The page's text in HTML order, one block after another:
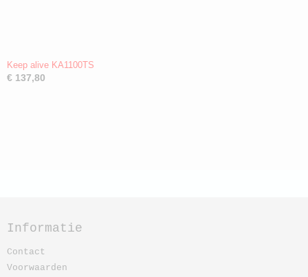
Keep alive KA1100TS
€ 137,80
Informatie
Contact
Voorwaarden